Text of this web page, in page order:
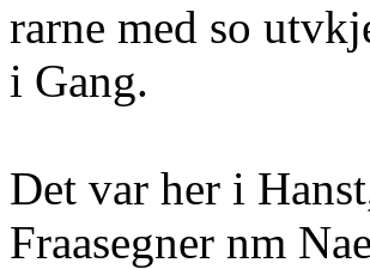
rarne med so
i Gang.
Det var her i
Fraasegner nm